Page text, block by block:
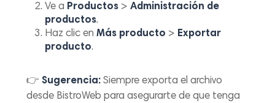
Ve a Productos >Administración de
productos.
Haz clic enMás producto > Exportar
producto.
👉Sugerencia: Siempre exporta el archivo
desde BistroWeb para asegurarte de que tenga